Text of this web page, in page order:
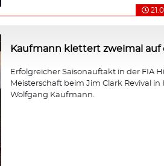
Kaufmann klettert zweimal auf
Erfolgreicher Saisonauftakt in der FIA
Meisterschaft beim Jim Clark Revival
Wolfgang Kaufmann.